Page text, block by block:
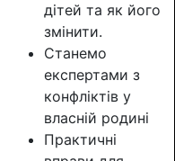
дітей та як його
змінити.
Станемо
експертами з
конфліктів у
власній родині
Практичні